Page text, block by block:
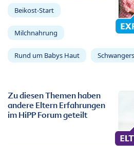
Beikost-Start
Milchnahrung
Rund um Babys Haut
Zu diesen Themen haben
andere Eltern Erfahrungen
im HiPP Forum geteilt